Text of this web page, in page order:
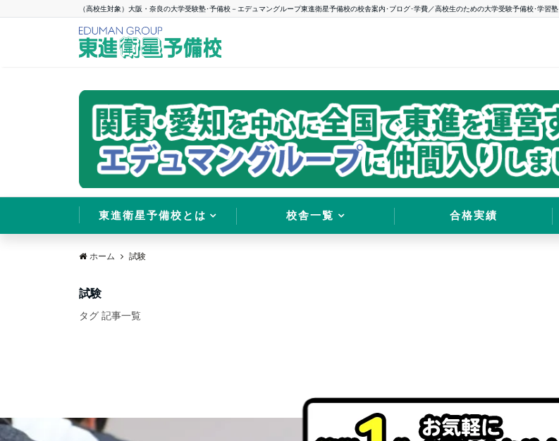
（高校生対象）大阪・奈良の大学受験塾･予備校－エデュマングループ東進衛星予備校の校舎案内･ブログ･学費／高校生のための大学受験予備校･学習塾
東進衛星予備校とは 校舎一覧 合格実績
ホーム 試験
試験
タグ 記事一覧